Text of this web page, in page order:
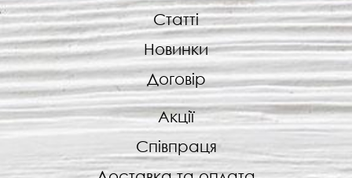
Статті
Новинки
Договір
Акції
Співпраця